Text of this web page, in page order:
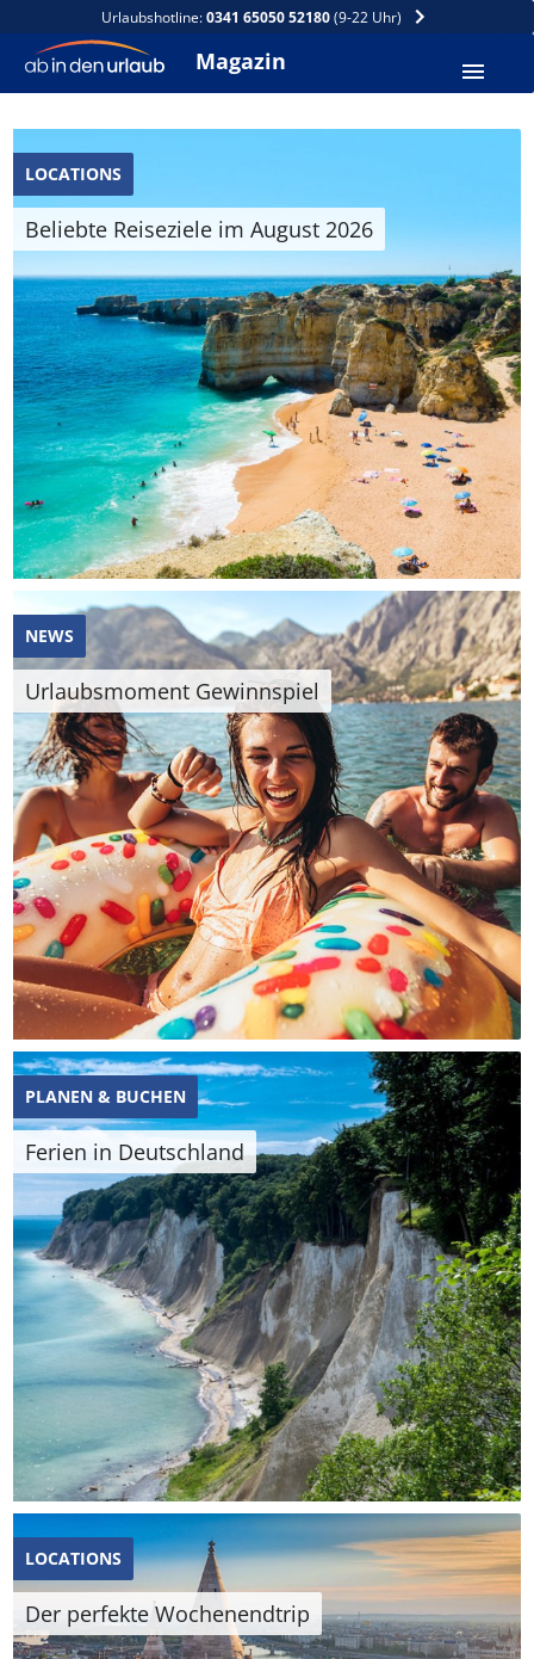
Urlaubshotline:0341 65050 52180(9-22 Uhr)
Magazin
LOCATIONS
Beliebte Reiseziele im August 2026
NEWS
Urlaubsmoment Gewinnspiel
PLANEN & BUCHEN
Ferien in Deutschland
LOCATIONS
Der perfekte Wochenendtrip